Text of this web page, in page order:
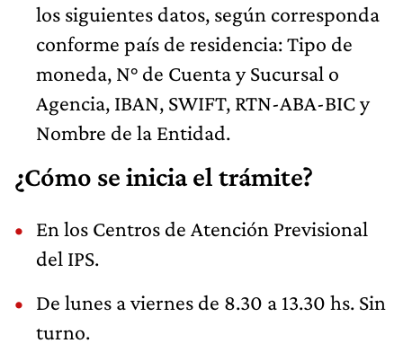
los siguientes datos, según corresponda
conforme país de residencia: Tipo de
moneda, N° de Cuenta y Sucursal o
Agencia, IBAN, SWIFT, RTN-ABA-BIC y
Nombre de la Entidad.
¿Cómo se inicia el trámite?
En los Centros de Atención Previsional
del IPS.
De lunes a viernes de 8.30 a 13.30 hs. Sin
turno.